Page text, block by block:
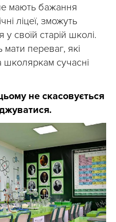
мають бажання
ліцеї, зможуть
своїй старій школі.
переваг, які
сучасні
не скасовується